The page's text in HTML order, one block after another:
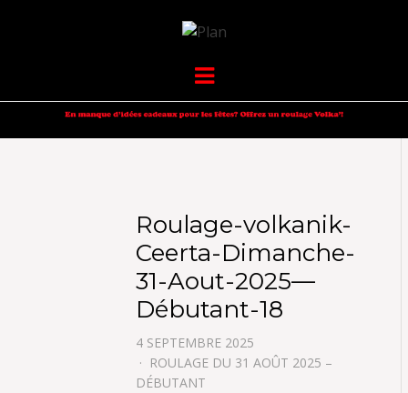
VOLKANIK-
ENDURANCE
Menu
Roulage-volkanik-
Ceerta-Dimanche-
31-Aout-2025—
Débutant-18
4 SEPTEMBRE 2025
ROULAGE DU 31 AOÛT 2025 –
DÉBUTANT